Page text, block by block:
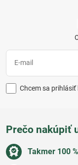
Chcem sa
Prečo nakúpiť
Takmer 100